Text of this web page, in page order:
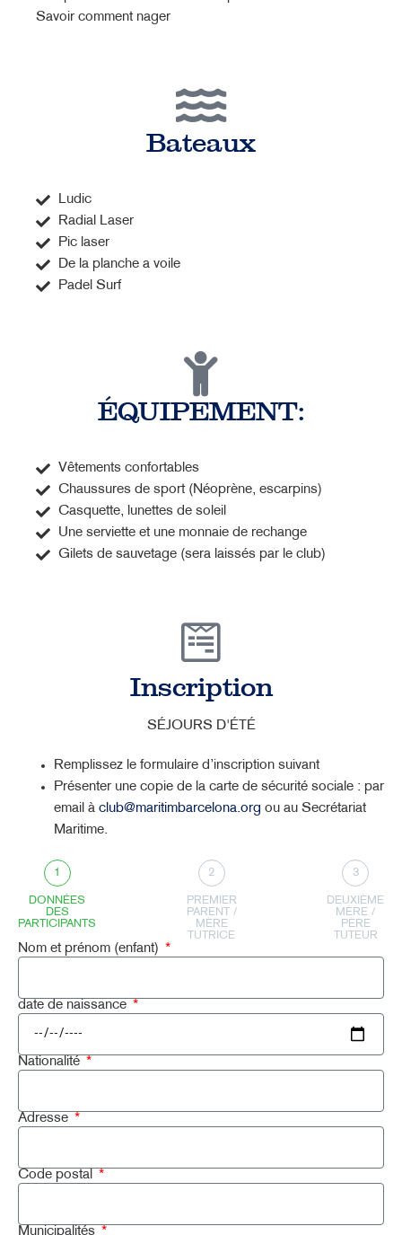
Savoir comment nager
Bateaux
Ludic
Radial Laser
Pic laser
De la planche a voile
Padel Surf
ÉQUIPEMENT:
Vêtements confortables
Chaussures de sport (Néoprène, escarpins)
Casquette, lunettes de soleil
Une serviette et une monnaie de rechange
Gilets de sauvetage (sera laissés par le club)
Inscription
SÉJOURS D'ÉTÉ
Remplissez le formulaire d’inscription suivant
Présenter une copie de la carte de sécurité sociale : par
email à club@maritimbarcelona.org ou au Secrétariat
Maritime.
1
DONNÉES
DES
PARTICIPANTS
2
PREMIER
PARENT /
MÈRE
TUTRICE
3
DEUXIÈME
MÈRE /
PÈRE
TUTEUR
Nom et prénom (enfant)
date de naissance
Nationalité
Adresse
Code postal
Municipalités